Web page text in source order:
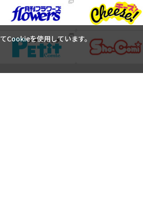
Cookieを使用しています。